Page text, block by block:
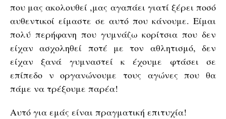
που μας ακολουθεί ,μας αγαπάει γιατί ξέρει ποσό
αυθεντικοί είμαστε σε αυτό που κάνουμε. Είμαι
πολύ περήφανη που γυμνάζω κορίτσια που δεν
είχαν ασχοληθεί ποτέ με τον αθλητισμό, δεν
είχαν ξανά γυμναστεί κ έχουμε φτάσει σε
επίπεδο ν οργανώνουμε τους αγώνες που θα
πάμε να τρέξουμε παρέα!
Αυτό για εμάς είναι πραγματική επιτυχία!